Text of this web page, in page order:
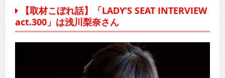
【取材こぼれ話】「LADY’S SEAT INTERVIEW
act.300」は浅川梨奈さん